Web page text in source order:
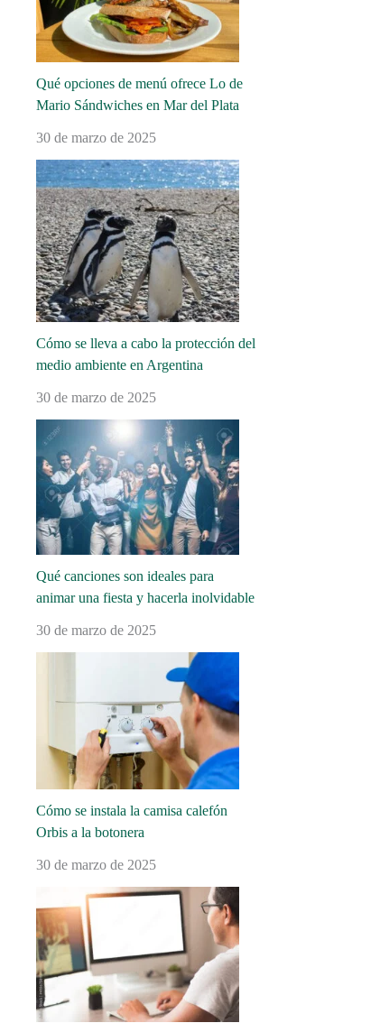
Qué opciones de menú ofrece Lo de
Mario Sándwiches en Mar del Plata
30 de marzo de 2025
Cómo se lleva a cabo la protección del
medio ambiente en Argentina
30 de marzo de 2025
Qué canciones son ideales para
animar una fiesta y hacerla inolvidable
30 de marzo de 2025
Cómo se instala la camisa calefón
Orbis a la botonera
30 de marzo de 2025